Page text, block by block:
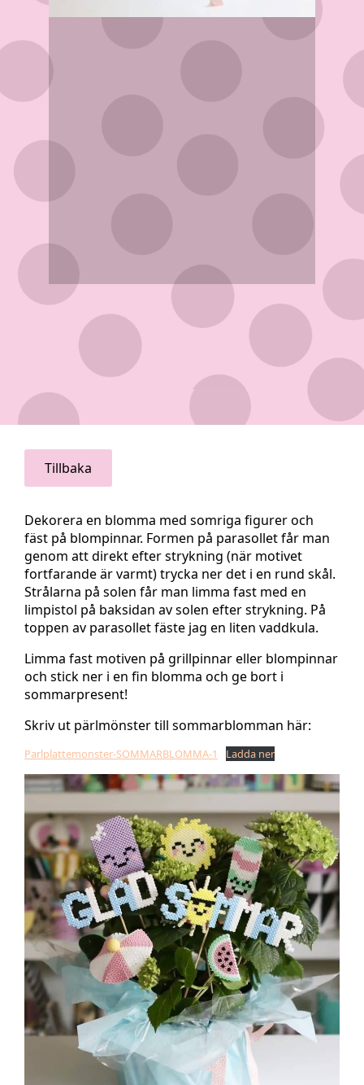
Tillbaka
Dekorera en blomma med somriga figurer och
fäst på blompinnar. Formen på parasollet får man
genom att direkt efter strykning (när motivet
fortfarande är varmt) trycka ner det i en rund skål.
Strålarna på solen får man limma fast med en
limpistol på baksidan av solen efter strykning. På
toppen av parasollet fäste jag en liten vaddkula.
Limma fast motiven på grillpinnar eller blompinnar
och stick ner i en fin blomma och ge bort i
sommarpresent!
Skriv ut pärlmönster till sommarblomman här:
Parlplattemonster-SOMMARBLOMMA-1 Ladda ner